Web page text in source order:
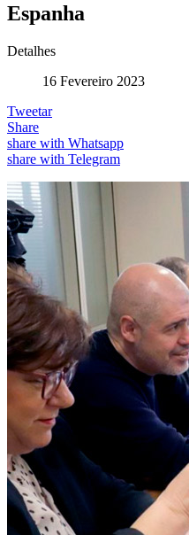
Espanha
Detalhes
16 Fevereiro 2023
Tweetar
Share
share with Whatsapp
share with Telegram